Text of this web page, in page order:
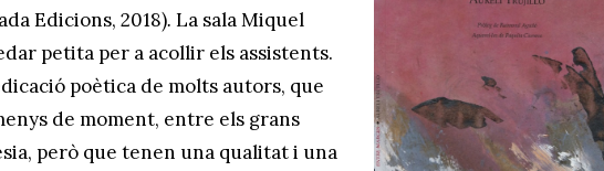
Edicions, 2018). La sala Miquel
petita per a acollir els assistents.
poètica de molts autors, que
de moment, entre els grans
però que tenen una qualitat i una